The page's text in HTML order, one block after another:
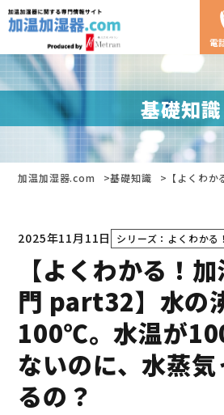
基礎知識
加温加湿器.com 基礎知識 【よくわ
2025年11月11日 シリーズ：よくわかる
【よくわかる！
門 part32】水の
100℃。水温が
ないのに、水蒸
るの？